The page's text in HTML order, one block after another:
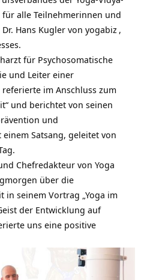
alle Teilnehmerinnen und
Hans Kugler von yogabiz ,
für Psychosomatische
und Leiter einer
referierte im Anschluss zum
und berichtet von seinen
und
Satsang, geleitet von
Chefredakteur von Yoga
über die
in seinem Vortrag „Yoga im
der Entwicklung auf
uns eine positive